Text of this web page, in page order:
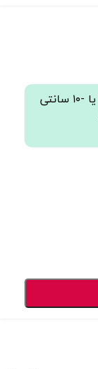
تمامی ارتفاع گیاهان ممکن است +۱۰ یا -۱۰ سانتی